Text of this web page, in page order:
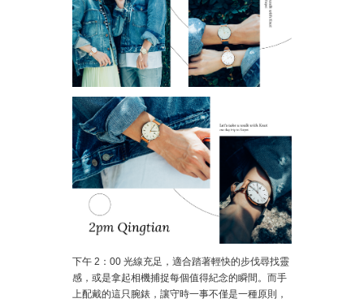
下午 2：00 光線充足，適合踏著輕快的步伐尋找靈
感，或是拿起相機捕捉每個值得紀念的瞬間。而手
上配戴的這只腕錶，讓守時一事不僅是一種原則，